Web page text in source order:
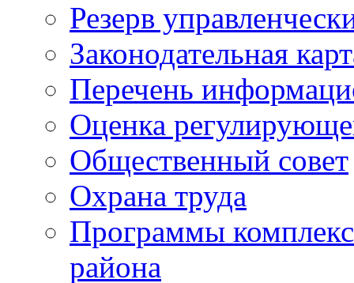
Резерв
Законодательная
Перечень
Оценка
Общественный совет
Охрана труда
Программы
района